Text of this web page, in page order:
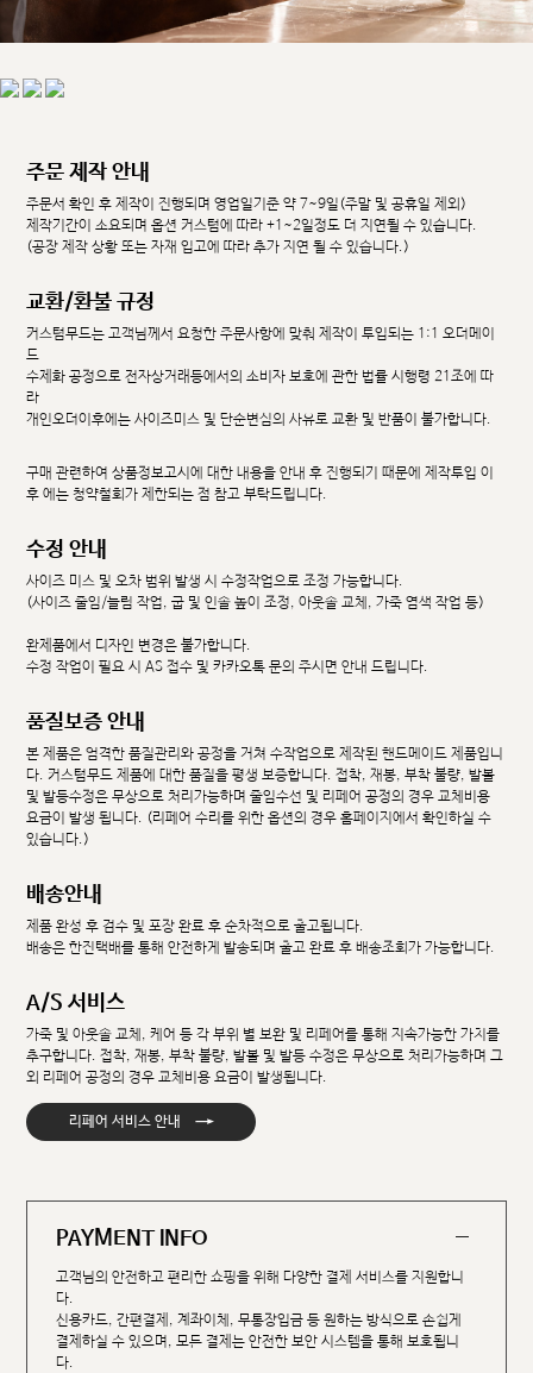
주문 제작 안내
주문서 확인 후 제작이 진행되며 영업일기준 약 7~9일(주말 및 공휴일 제외)
제작기간이 소요되며 옵션 커스텀에 따라 +1~2일정도 더 지연될 수 있습니다.
(공장 제작 상황 또는 자재 입고에 따라 추가 지연 될 수 있습니다.)
교환/환불 규정
커스텀무드는 고객님께서 요청한 주문사항에 맞춰 제작이 투입되는 1:1 오더메이
드
수제화 공정으로 전자상거래등에서의 소비자 보호에 관한 법률 시행령 21조에 따
라
개인오더이후에는 사이즈미스 및 단순변심의 사유로 교환 및 반품이 불가합니다.
구매 관련하여 상품정보고시에 대한 내용을 안내 후 진행되기 때문에 제작투입 이
후 에는 청약철회가 제한되는 점 참고 부탁드립니다.
수정 안내
사이즈 미스 및 오차 범위 발생 시 수정작업으로 조정 가능합니다.
(사이즈 줄임/늘림 작업, 굽 및 인솔 높이 조정, 아웃솔 교체, 가죽 염색 작업 등)
완제품에서 디자인 변경은 불가합니다.
수정 작업이 필요 시 AS 접수 및 카카오톡 문의 주시면 안내 드립니다.
품질보증 안내
본 제품은 엄격한 품질관리와 공정을 거쳐 수작업으로 제작된 핸드메이드 제품입니
다. 커스텀무드 제품에 대한 품질을 평생 보증합니다. 접착, 재봉, 부착 불량, 발볼
및 발등수정은 무상으로 처리가능하며 줄임수선 및 리페어 공정의 경우 교체비용
요금이 발생 됩니다. (리페어 수리를 위한 옵션의 경우 홈페이지에서 확인하실 수
있습니다.)
배송안내
제품 완성 후 검수 및 포장 완료 후 순차적으로 출고됩니다.
배송은 한진택배를 통해 안전하게 발송되며 출고 완료 후 배송조회가 가능합니다.
A/S 서비스
가죽 및 아웃솔 교체, 케어 등 각 부위 별 보완 및 리페어를 통해 지속가능한 가치를
추구합니다. 접착, 재봉, 부착 불량, 발볼 및 발등 수정은 무상으로 처리가능하며 그
외 리페어 공정의 경우 교체비용 요금이 발생됩니다.
리페어 서비스 안내 →
PAYMENT INFO
고객님의 안전하고 편리한 쇼핑을 위해 다양한 결제 서비스를 지원합니
다.
신용카드, 간편결제, 계좌이체, 무통장입금 등 원하는 방식으로 손쉽게
결제하실 수 있으며, 모든 결제는 안전한 보안 시스템을 통해 보호됩니
다.